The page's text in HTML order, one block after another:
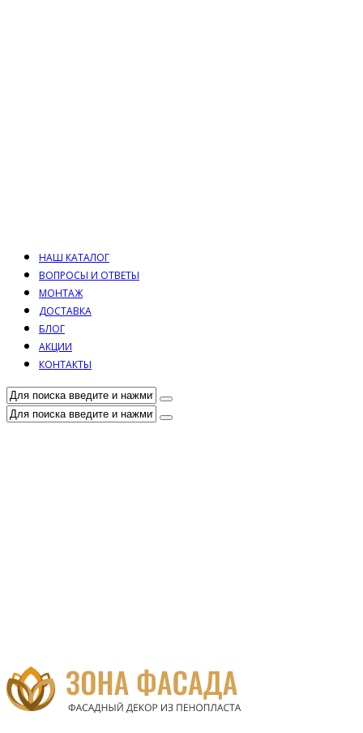
НАШ КАТАЛОГ
ВОПРОСЫ И ОТВЕТЫ
МОНТАЖ
ДОСТАВКА
БЛОГ
АКЦИИ
КОНТАКТЫ